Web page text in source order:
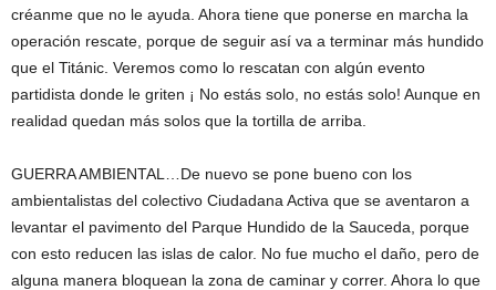
créanme que no le ayuda. Ahora tiene que ponerse en marcha la
operación rescate, porque de seguir así va a terminar más hundido
que el Titánic. Veremos como lo rescatan con algún evento
partidista donde le griten ¡ No estás solo, no estás solo! Aunque en
realidad quedan más solos que la tortilla de arriba.
GUERRA AMBIENTAL…De nuevo se pone bueno con los
ambientalistas del colectivo Ciudadana Activa que se aventaron a
levantar el pavimento del Parque Hundido de la Sauceda, porque
con esto reducen las islas de calor. No fue mucho el daño, pero de
alguna manera bloquean la zona de caminar y correr. Ahora lo que